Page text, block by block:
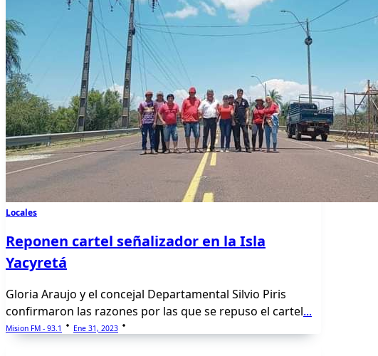
Locales
Reponen cartel señalizador en la Isla
Yacyretá
Gloria Araujo y el concejal Departamental Silvio Piris
confirmaron las razones por las que se repuso el cartel...
Mision FM - 93.1 Ene 31, 2023